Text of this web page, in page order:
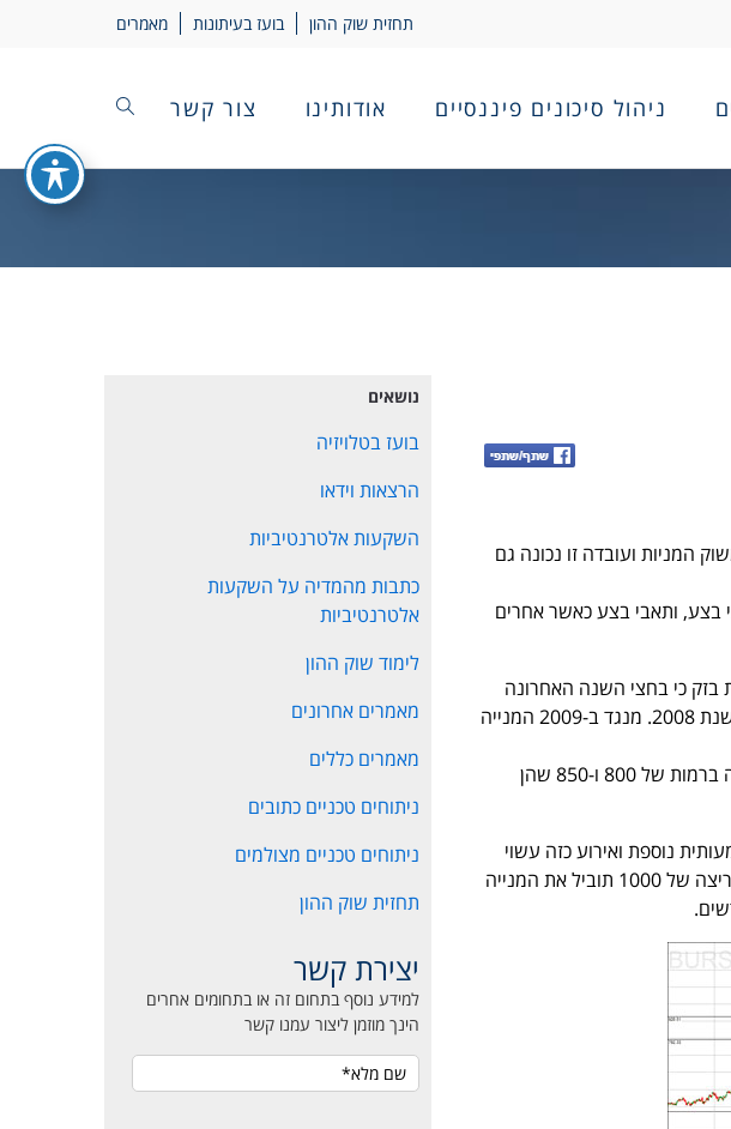
תחזית שוק ההון בועז בעיתונות מאמרים
ניהול סיכונים פיננסיים אודותינו צור קשר
המניות ועובדה זו נכונה גם
בצע, ותאבי בצע כאשר אחרים
בזק כי בחצי השנה האחרונה
המנייה ירדה בכ 15% שזה למעשה בדיוק כמו הירידה שהייתה למנייה בשנת 2008. מנגד ב-2009 המנייה
כרגע מבחינה טכנית המנייה נראית מעולה לטווח הארוך כאשר יש תמיכה ברמות של 800 ו-850 שהן
לירידה משמעותית נוספת ואירוע כזה עשוי
לאותת כי הנחת העבודה שלנו אינה נכונה ושעלנו לחתוך הפסד. מנגד פריצה של 1000 תוביל את המנייה
נושאים
בועז בטלויזיה
הרצאות וידאו
השקעות אלטרנטיביות
כתבות מהמדיה על השקעות
אלטרנטיביות
לימוד שוק ההון
מאמרים אחרונים
מאמרים כללים
ניתוחים טכניים כתובים
ניתוחים טכניים מצולמים
תחזית שוק ההון
יצירת קשר
למידע נוסף בתחום זה או בתחומים אחרים
הינך מוזמן ליצור עמנו קשר